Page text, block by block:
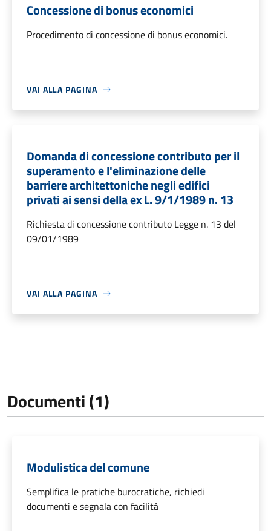
Concessione di bonus economici
Procedimento di concessione di bonus economici.
VAI ALLA PAGINA
Domanda di concessione contributo per il
superamento e l'eliminazione delle
barriere architettoniche negli edifici
privati ai sensi della ex L. 9/1/1989 n. 13
Richiesta di concessione contributo Legge n. 13 del
09/01/1989
VAI ALLA PAGINA
Documenti (1)
Modulistica del comune
Semplifica le pratiche burocratiche, richiedi
documenti e segnala con facilità